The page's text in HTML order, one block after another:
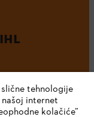
tehnologije
internet
kolačiće”